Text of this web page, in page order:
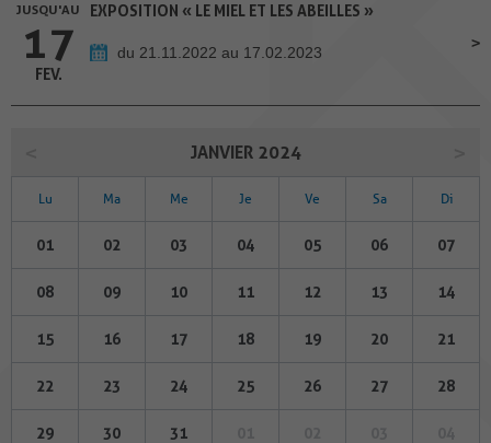
JUSQU'AU
17
FEV.
EXPOSITION « LE MIEL ET LES ABEILLES »
du 21.11.2022 au 17.02.2023
JANVIER 2024
Lu Ma Me Je Ve Sa Di
01 02 03 04 05 06 07
08 09 10 11 12 13 14
15 16 17 18 19 20 21
22 23 24 25 26 27 28
29 30 31